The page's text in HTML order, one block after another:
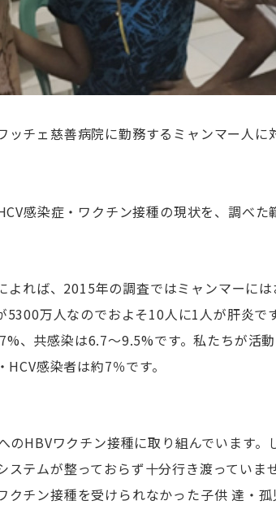
ッチェ慈善病院に勤務するミャンマー人に
感染症・ワクチン接種の現状を、調べた
れば、2015年の調査ではミャンマーに
5300万人なのでおよそ10人に1人が肝炎で
、共感染は6.7〜9.5%です。私たちが活
感染者は約7％です。
HBVワクチン接種に取り組んでいます。
ステムが整っておらず十分行き渡っていま
チン接種を受けられなかった子供 達・